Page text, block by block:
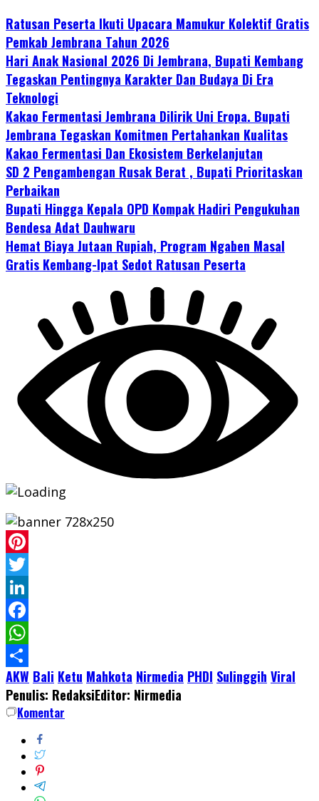
Ratusan Peserta Ikuti Upacara Mamukur Kolektif Gratis
Pemkab Jembrana Tahun 2026
Hari Anak Nasional 2026 Di Jembrana, Bupati Kembang
Tegaskan Pentingnya Karakter Dan Budaya Di Era
Teknologi
Kakao Fermentasi Jembrana Dilirik Uni Eropa. Bupati
Jembrana Tegaskan Komitmen Pertahankan Kualitas
Kakao Fermentasi Dan Ekosistem Berkelanjutan
SD 2 Pengambengan Rusak Berat , Bupati Prioritaskan
Perbaikan
Bupati Hingga Kepala OPD Kompak Hadiri Pengukuhan
Bendesa Adat Dauhwaru
Hemat Biaya Jutaan Rupiah, Program Ngaben Masal
Gratis Kembang-Ipat Sedot Ratusan Peserta
Pinterest
Twitter
LinkedIn
Facebook
WhatsApp
Share
AKW Bali Ketu Mahkota Nirmedia PHDI Sulinggih Viral
Penulis: RedaksiEditor: Nirmedia
Komentar